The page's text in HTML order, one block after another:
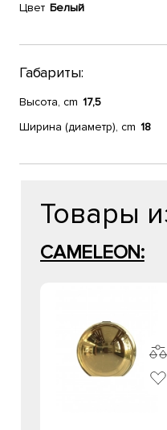
Цвет Белый
Габариты:
Высота, cm 17,5
Ширина (диаметр), cm 18
Товары
CAMELEON: